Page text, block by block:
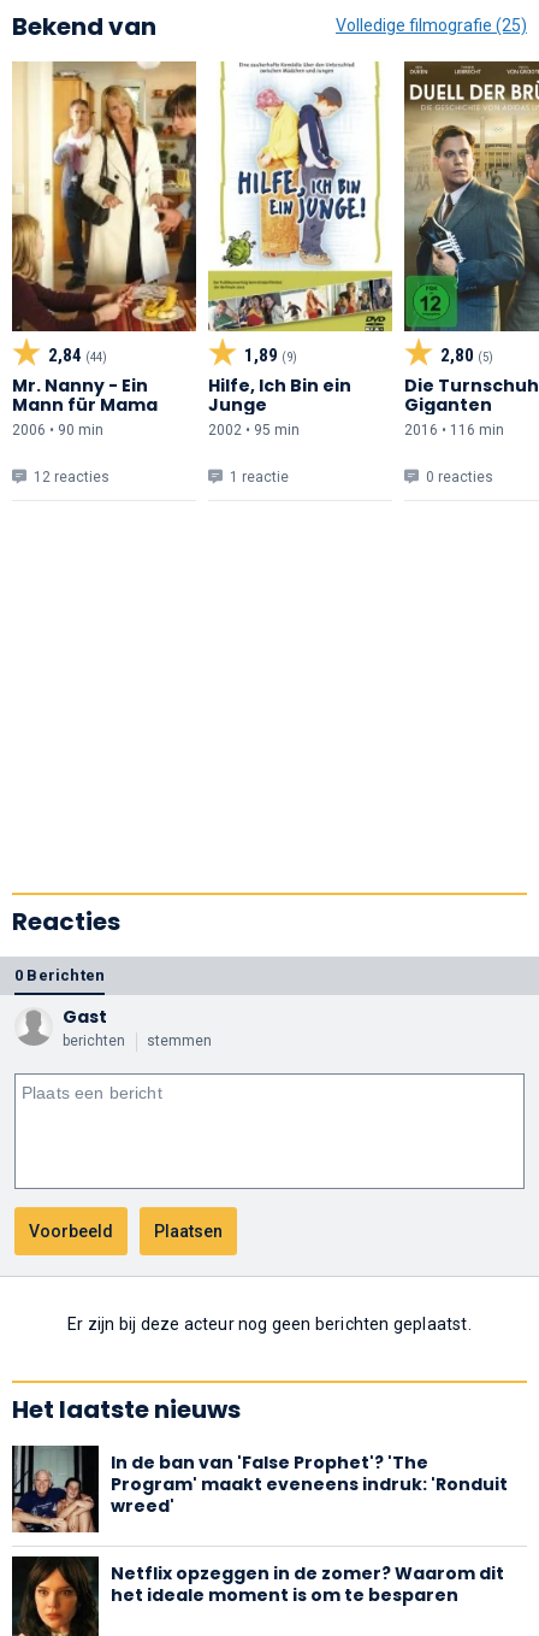
Bekend van Volledige filmografie (25)
2,84 (44)
Mr. Nanny - Ein
Mann für Mama
2006 • 90 min
12 reacties
1,89 (9)
Hilfe, Ich Bin ein
Junge
2002 • 95 min
1 reactie
2,80 (5)
Die
Giganten
2016 • 116 min
0 reacties
Reacties
0 Berichten
Gast
berichten stemmen
Er zijn bij deze acteur nog geen berichten geplaatst.
Het laatste nieuws
In de ban van 'False Prophet'? 'The
Program' maakt eveneens indruk: 'Ronduit
wreed'
Netflix opzeggen in de zomer? Waarom dit
het ideale moment is om te besparen